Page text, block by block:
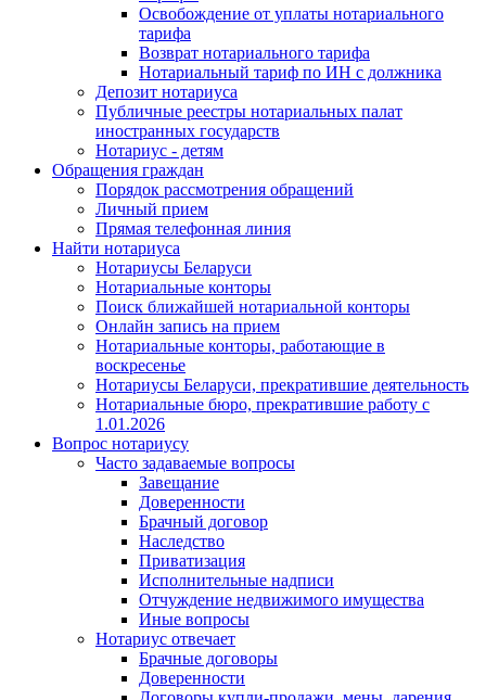
Освобождение от уплаты нотариального
тарифа
Возврат нотариального тарифа
Нотариальный тариф по ИН с должника
Депозит нотариуса
Публичные реестры нотариальных палат
иностранных государств
Нотариус - детям
Обращения граждан
Порядок рассмотрения обращений
Личный прием
Прямая телефонная линия
Найти нотариуса
Нотариусы Беларуси
Нотариальные конторы
Поиск ближайшей нотариальной конторы
Онлайн запись на прием
Нотариальные конторы, работающие в
воскресенье
Нотариусы Беларуси, прекратившие деятельность
Нотариальные бюро, прекратившие работу с
1.01.2026
Вопрос нотариусу
Часто задаваемые вопросы
Завещание
Доверенности
Брачный договор
Наследство
Приватизация
Исполнительные надписи
Отчуждение недвижимого имущества
Иные вопросы
Нотариус отвечает
Брачные договоры
Доверенности